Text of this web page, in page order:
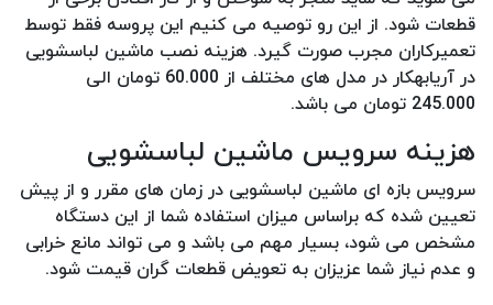
قطعات شود. از این رو توصیه می کنیم این پروسه فقط توسط
تعمیرکاران مجرب صورت گیرد. هزینه نصب ماشین لباسشویی
در آریابهکار در مدل های مختلف از 60.000 تومان الی
245.000 تومان می باشد.
هزینه سرویس ماشین لباسشویی
سرویس بازه ای ماشین لباسشویی در زمان های مقرر و از پیش
تعیین شده که براساس میزان استفاده شما از این دستگاه
مشخص می شود، بسیار مهم می باشد و می تواند مانع خرابی
و عدم نیاز شما عزیزان به تعویض قطعات گران قیمت شود.